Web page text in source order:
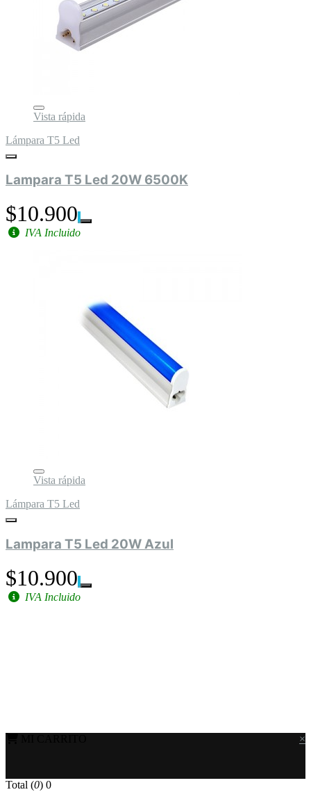
Vista rápida
Lámpara T5 Led
Lampara T5 Led 20W 6500K
$10.900
IVA Incluido
Vista rápida
Lámpara T5 Led
Lampara T5 Led 20W Azul
$10.900
IVA Incluido
×
Total (0) 0